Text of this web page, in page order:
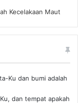
Kecelakaan Maut
Ku dan bumi adalah
dan tempat apakah